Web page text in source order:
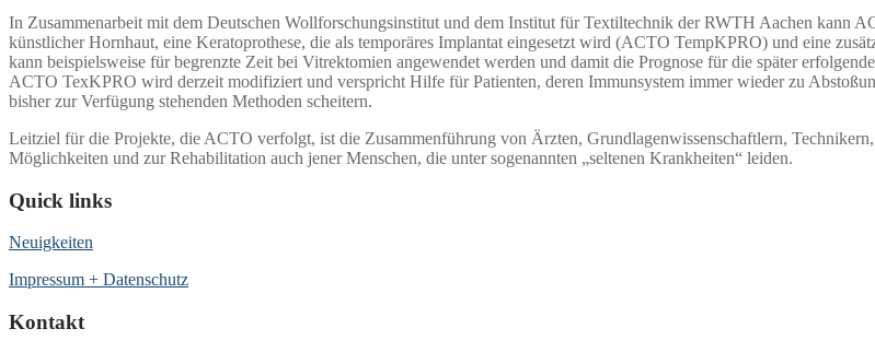
In Zusammenarbeit mit dem Deutschen Wollforschungsinstitut und dem Institut für Textiltechnik der RWTH Aachen kann
künstlicher Hornhaut, eine Keratoprothese, die als temporäres Implantat eingesetzt wird (ACTO TempKPRO) und eine
kann beispielsweise für begrenzte Zeit bei Vitrektomien angewendet werden und damit die Prognose für die später
ACTO TexKPRO wird derzeit modifiziert und verspricht Hilfe für Patienten, deren Immunsystem immer wieder zu
bisher zur Verfügung stehenden Methoden scheitern.
Leitziel für die Projekte, die ACTO verfolgt, ist die Zusammenführung von Ärzten, Grundlagenwissenschaftlern,
Möglichkeiten und zur Rehabilitation auch jener Menschen, die unter sogenannten „seltenen Krankheiten“ leiden.
Quick links
Neuigkeiten
Impressum + Datenschutz
Kontakt